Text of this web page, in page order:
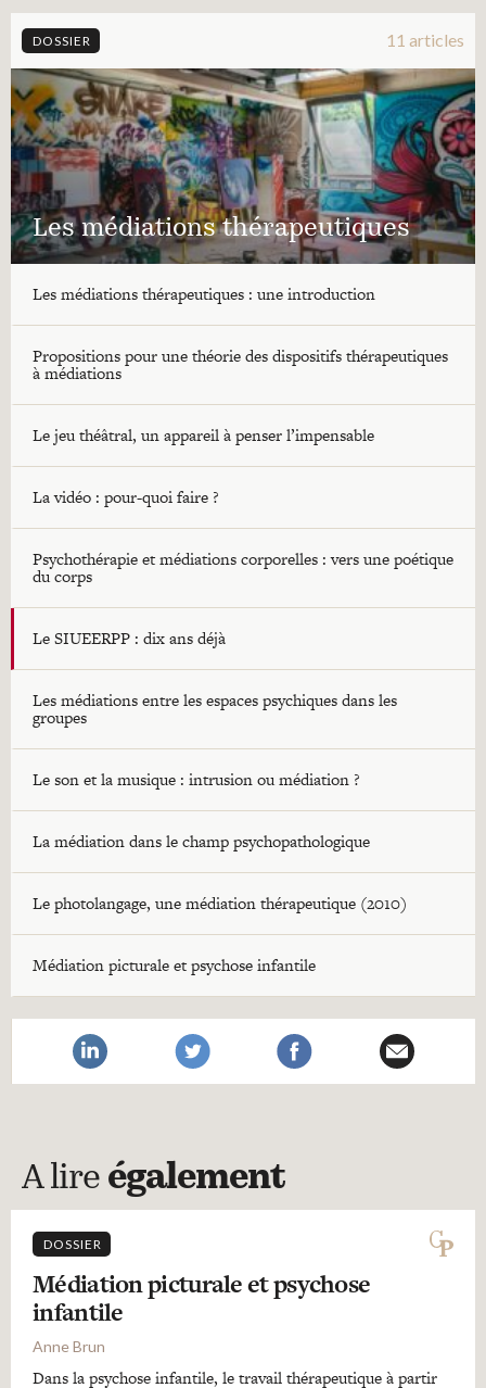
DOSSIER 11 articles
Les médiations thérapeutiques
Les médiations thérapeutiques : une introduction
Propositions pour une théorie des dispositifs thérapeutiques
à médiations
Le jeu théâtral, un appareil à penser l’impensable
La vidéo : pour-quoi faire ?
Psychothérapie et médiations corporelles : vers une poétique
du corps
Le SIUEERPP : dix ans déjà
Les médiations entre les espaces psychiques dans les
groupes
Le son et la musique : intrusion ou médiation ?
La médiation dans le champ psychopathologique
Le photolangage, une médiation thérapeutique (2010)
Médiation picturale et psychose infantile
A lire également
DOSSIER
Médiation picturale et psychose
infantile
Anne Brun
Dans la psychose infantile, le travail thérapeutique à partir